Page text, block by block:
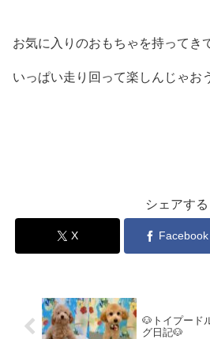
お気に入りのおもちゃを持ってき
いっぱい走り回って楽しんじゃお
シェアする
X Facebook
🐶トイプード
グ日記🐶